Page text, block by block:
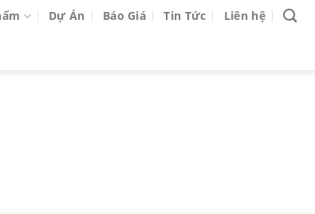
Dự Án Báo Giá Tin Tức Liên hệ